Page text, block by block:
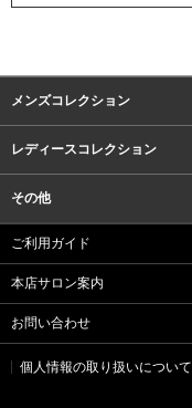
メンズコレクション
レディースコレクション
その他
ご利用ガイド
本店サロン案内
お問い合わせ
個人情報の取り扱いについて